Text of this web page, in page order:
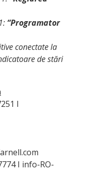
“Programator
conectate la
de stări
I
I info-RO-